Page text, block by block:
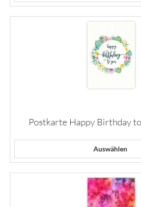
Postkarte Happy Birthday
Auswählen